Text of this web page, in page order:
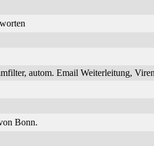
autom. Email Weiterleitung,
Bonn.